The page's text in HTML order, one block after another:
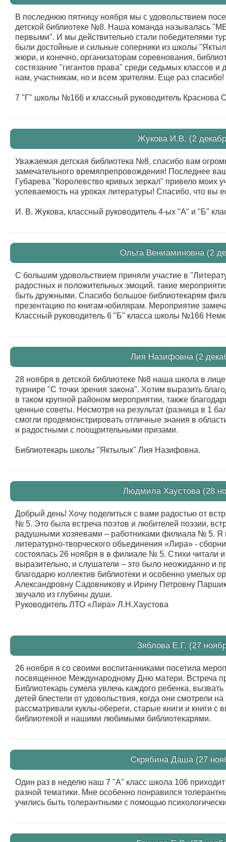
В последнюю пятницу ноября мы с удовольствием
детской библиотеке №8. Наша команда называлась
первыми". И мы действительно стали победителями
были достойные и сильные соперники из школы
жюри, и конечно, организаторам соревнования,
состязание "гигантов права" среди седьмых классов и
нам, участникам, но и всем зрителям. Еще раз
7 "Г" школы №166 и классный руководитель Краснова
Жукова И.В. (2
Уважаемая детская библиотека №8, спасибо вам
замечательного времяпрепровождения! Последнее
Губарева "Королевство кривых зеркал" привело моих
успеваемость на уроках литературы! Спасибо, что вы
И. В. Жукова, классный руководитель 4-ых "А" и "Б"
Ольга Вениаминовна (2
С большим удовольствием приняли участие в
радостных и положительных эмоций. такие
быть дружными. Спасибо большое библиотекарям
презентацию по книгам-юбилярам. Мероприятие
Классный руководитель 6 "Б" класса школы №166
Лия Назифовна (2
28 ноября в детской библиотеке №8 наша школа в
турнире "С точки зрения закона". Хотим выразить
в таком крупной районом мероприятии, также
ценные советы. Несмотря на результат (разница в 1
смогли продемонстрировать отличные знания в
и радостными с поощрительными призами.
Библиотекарь школы "Яктылык" Лия Назифовна.
Людмила Хаустова (28
Добрый день! Хочу поделиться с вами радостью от
№ 5. Это была встреча поэтов и любителей поэзии,
радушными хозяевами – работниками филиала № 5. Я
литературно-творческого объединения «Лира» -
состоялась 26 ноября в в филиале № 5. Стихи читали
выразительно, и слушатели – это было неожиданно и
благодарю коллектив библиотеки и особенно умелых
Александровну Садовникову и Ирину Петровну
звучало из глубины души.
Руководитель ЛТО «Лира» Л.Н.Хаустова
Зяблова Е.Г. (27
26 ноября я со своими воспитанниками посетила
посвященное Международному Дню матери. Встреча
Библиотекарь сумела увлечь каждого ребенка,
детей блестели от удовольствия, когда они смотрели
рассматривали куклы-обереги, старые книги и книги
библиотекой и нашими любимыми библиотекарями.
Скрябина Даша (27
Один раз в неделю наш 7 "А" класс школа 106
разной тематики. Мне особенно понравился
учились быть толерантными с помощью